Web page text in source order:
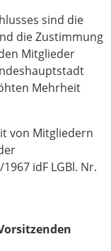
sind die
die Zustimmung
Mitglieder
Mehrheit
von Mitgliedern
idF LGBl. Nr.